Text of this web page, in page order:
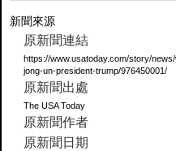
新聞來源
原新聞連結
https://www.usatoday.com/story/
jong-un-president-trump/976450001/
原新聞出處
The USA Today
原新聞作者
原新聞日期